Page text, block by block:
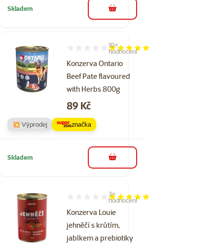
Skladem do košíku
Konzerva Ontario
Beef Pate flavoured
with Herbs 800g
Hodnocení 100%, počet hodnocení: 10
10×
hodnocení
Cena
89 Kč
💥 Výprodej značka
Skladem do košíku
Konzerva Louie
jehněčí s krůtím,
jablkem a prebiotiky
Hodnocení 100%, počet hodnocení: 3
3×
hodnocení